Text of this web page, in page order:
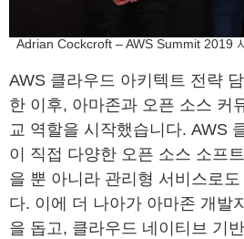
Adrian Cockcroft – AWS Summit 2019
AWS 클라우드 아키텍트 전략
한 이후, 아마존과 오픈 소스 커
교 역할을 시작했습니다. AWS
이 직접 다양한 오픈 소스 소프
을 뿐 아니라 관리형 서비스로도
다. 이에 더 나아가 아마존 개발
을 돕고, 클라우드 네이티브 기